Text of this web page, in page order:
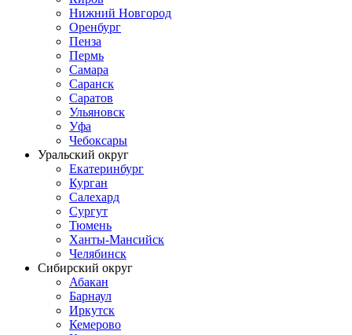
Нижний Новгород
Оренбург
Пенза
Пермь
Самара
Саранск
Саратов
Ульяновск
Уфа
Чебоксары
Уральский округ
Екатеринбург
Курган
Салехард
Сургут
Тюмень
Ханты-Мансийск
Челябинск
Сибирский округ
Абакан
Барнаул
Иркутск
Кемерово